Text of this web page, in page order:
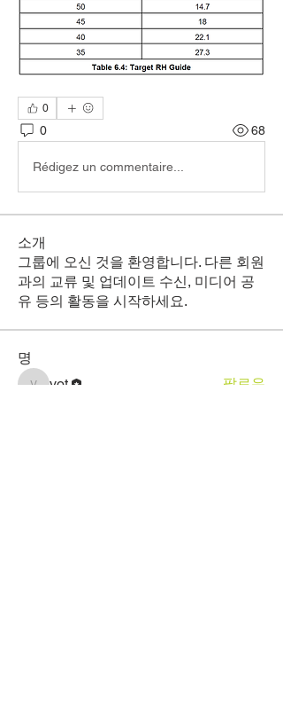
0
0 68
Rédigez un commentaire...
소개
그룹에 오신 것을 환영합니다. 다른 회원
과의 교류 및 업데이트 수신, 미디어 공
유 등의 활동을 시작하세요.
명
vot
팔로우